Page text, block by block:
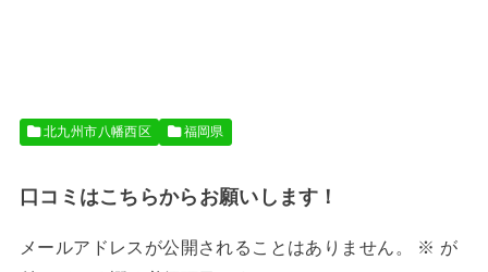
北九州市八幡西区 福岡県
口コミはこちらからお願いします！
メールアドレスが公開されることはありません。 ※ が